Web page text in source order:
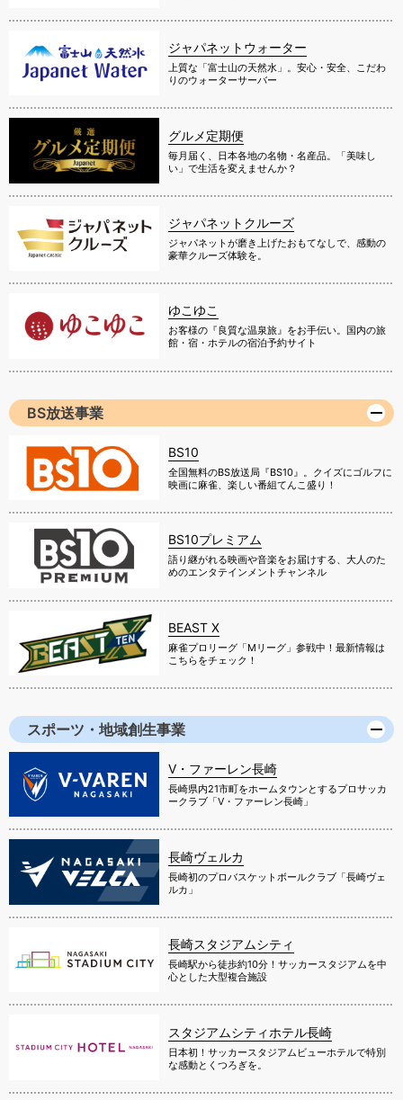
ジャパネットウォーター
上質な「富士山の天然水」。安心・安全、こだわ
りのウォーターサーバー
グルメ定期便
毎月届く、日本各地の名物・名産品。「美味し
い」で生活を変えませんか？
ジャパネットクルーズ
ジャパネットが磨き上げたおもてなしで、感動の
豪華クルーズ体験を。
ゆこゆこ
お客様の『良質な温泉旅』をお手伝い。国内の旅
館・宿・ホテルの宿泊予約サイト
BS放送事業
BS10
全国無料のBS放送局『BS10』。クイズにゴルフに
映画に麻雀、楽しい番組てんこ盛り！
BS10プレミアム
語り継がれる映画や音楽をお届けする、大人のた
めのエンタテインメントチャンネル
BEAST X
麻雀プロリーグ「Mリーグ」参戦中！最新情報は
こちらをチェック！
スポーツ・地域創生事業
V・ファーレン長崎
長崎県内21市町をホームタウンとするプロサッカ
ークラブ「V・ファーレン長崎」
長崎ヴェルカ
長崎初のプロバスケットボールクラブ「長崎ヴェ
ルカ」
長崎スタジアムシティ
長崎駅から徒歩約10分！サッカースタジアムを中
心とした大型複合施設
スタジアムシティホテル長崎
日本初！サッカースタジアムビューホテルで特別
な感動とくつろぎを。